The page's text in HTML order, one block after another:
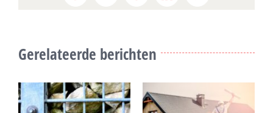
Gerelateerde berichten